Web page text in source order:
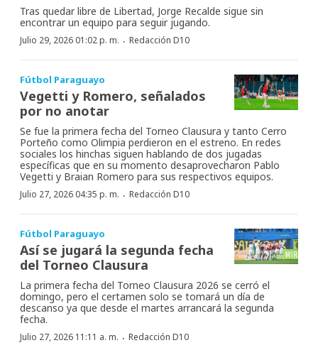
Tras quedar libre de Libertad, Jorge Recalde sigue sin
encontrar un equipo para seguir jugando.
Julio 29, 2026 01:02 p. m. · Redacción D10
Fútbol Paraguayo
Vegetti y Romero, señalados
por no anotar
Se fue la primera fecha del Torneo Clausura y tanto Cerro
Porteño como Olimpia perdieron en el estreno. En redes
sociales los hinchas siguen hablando de dos jugadas
específicas que en su momento desaprovecharon Pablo
Vegetti y Braian Romero para sus respectivos equipos.
Julio 27, 2026 04:35 p. m. · Redacción D10
Fútbol Paraguayo
Así se jugará la segunda fecha
del Torneo Clausura
La primera fecha del Torneo Clausura 2026 se cerró el
domingo, pero el certamen solo se tomará un día de
descanso ya que desde el martes arrancará la segunda
fecha.
Julio 27, 2026 11:11 a. m. · Redacción D10